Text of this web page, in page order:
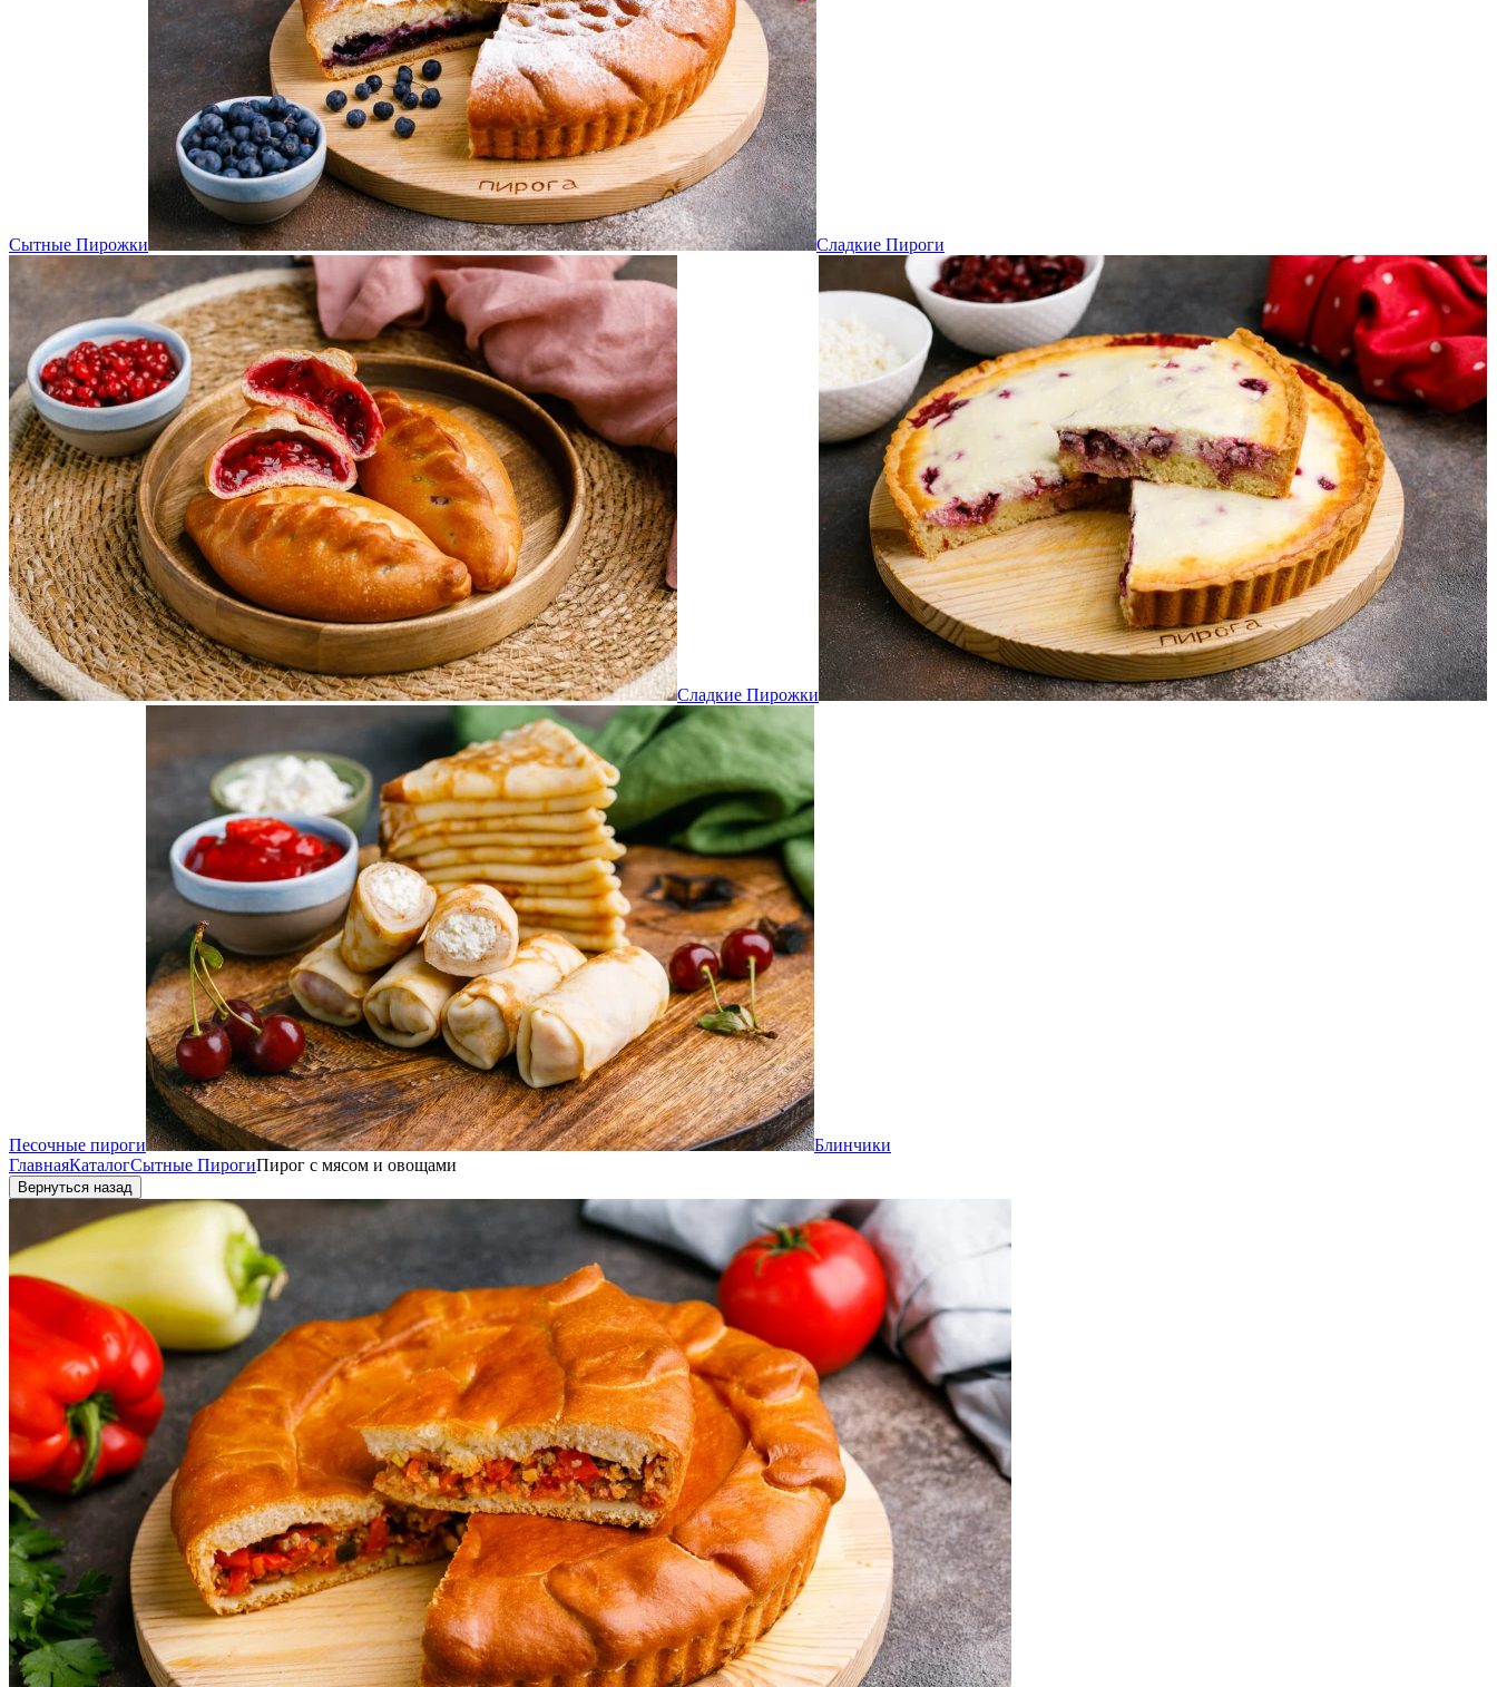
Сытные Пирожки Сладкие Пироги
Сладкие Пирожки
Песочные пироги
Блинчики
ГлавнаяКаталогСытные ПирогиПирог с мясом и овощами
Вернуться назад